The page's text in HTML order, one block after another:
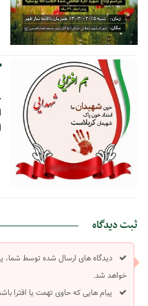
ثبت دیدگاه
دیدگاه های ارسال شده توسط شما،
خواهد شد.
پیام هایی که حاوی تهمت یا افترا